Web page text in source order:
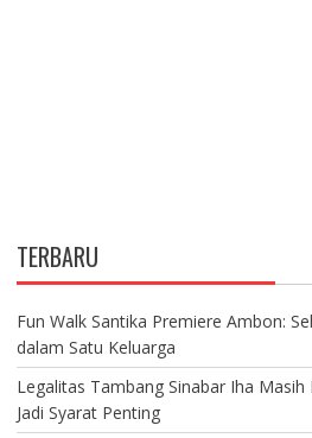
TERBARU
Fun Walk Santika Premiere Ambon:
dalam Satu Keluarga
Legalitas Tambang Sinabar Iha
Jadi Syarat Penting